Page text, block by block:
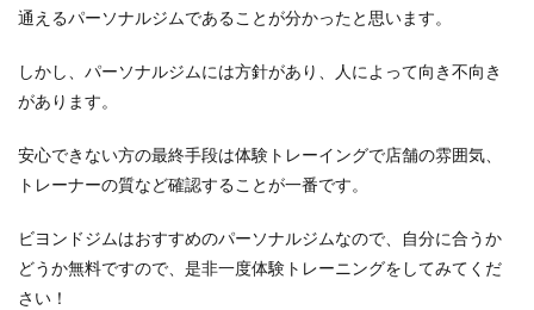
通えるパーソナルジムであることが分かったと思います。
しかし、パーソナルジムには方針があり、人によって向き不向き
があります。
安心できない方の最終手段は体験トレーイングで店舗の雰囲気、
トレーナーの質など確認することが一番です。
ビヨンドジムはおすすめのパーソナルジムなので、自分に合うか
どうか無料ですので、是非一度体験トレーニングをしてみてくだ
さい！